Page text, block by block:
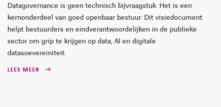
Datagovernance is geen technisch bijvraagstuk. Het is een
kernonderdeel van goed openbaar bestuur. Dit visiedocument
helpt bestuurders en eindverantwoordelijken in de publieke
sector om grip te krijgen op data, AI en digitale
datasoevereiniteit.
LEES MEER